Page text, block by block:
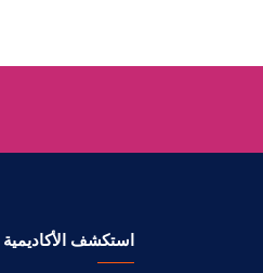
استكشف الأكاديمية